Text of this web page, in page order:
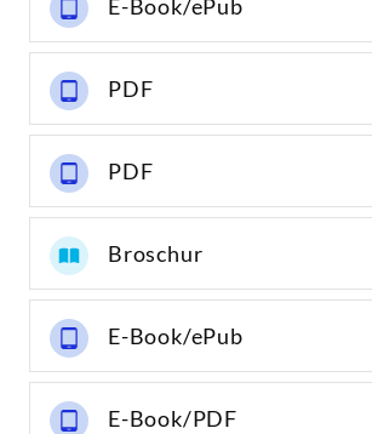
E-Book/ePub
PDF
PDF
Broschur
E-Book/ePub
E-Book/PDF